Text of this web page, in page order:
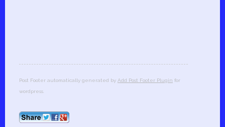
Post Footer automatically generated by Add Post Footer Plugin for
wordpress.